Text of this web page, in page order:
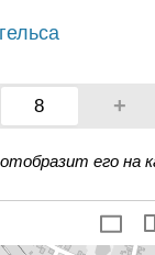
8 +
его на